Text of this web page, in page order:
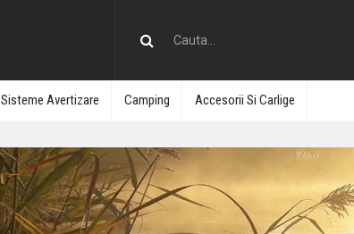
Sisteme Avertizare Camping Accesorii Si Carlige